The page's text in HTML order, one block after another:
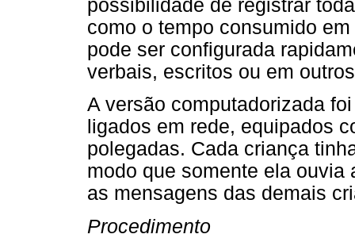
possibilidade de registrar
como o tempo consumido
pode ser configurada
verbais, escritos ou em
A versão computadorizada
ligados em rede, equipados
polegadas. Cada criança
modo que somente ela
as mensagens das demais
Procedimento